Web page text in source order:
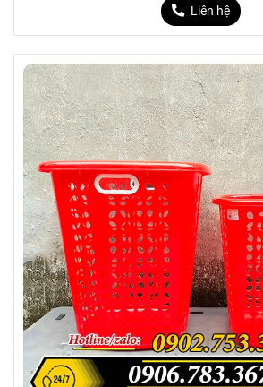
Liên hệ